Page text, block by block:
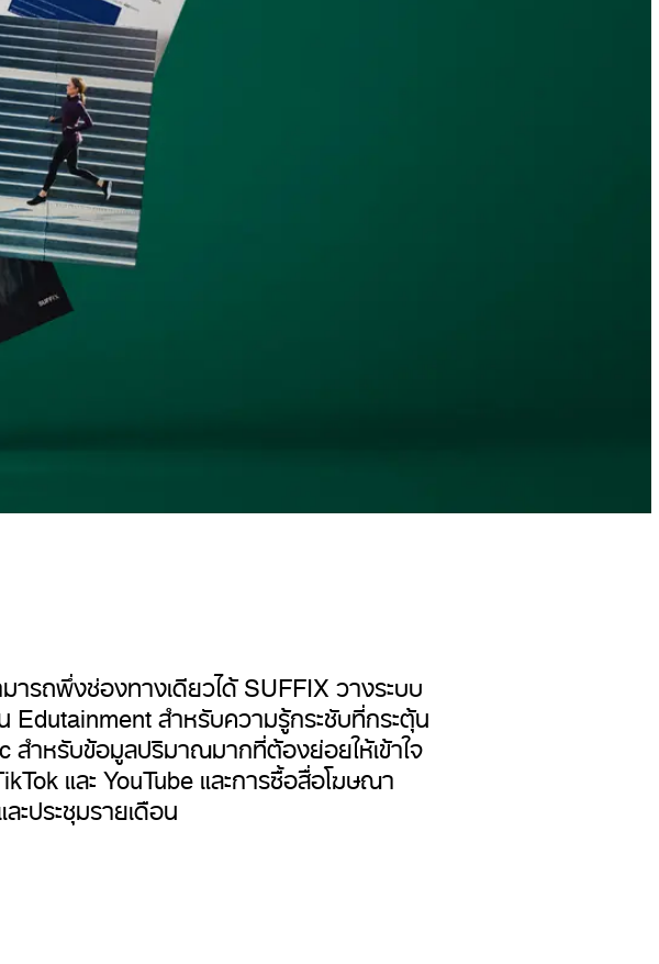
รถพึ่งช่องทางเดียวได้ SUFFIX วางระบบ
Edutainment สำหรับความรู้กระชับที่กระตุ้น
สำหรับข้อมูลปริมาณมากที่ต้องย่อยให้เข้าใจ
และ YouTube และการซื้อสื่อโฆษณา
ประชุมรายเดือน